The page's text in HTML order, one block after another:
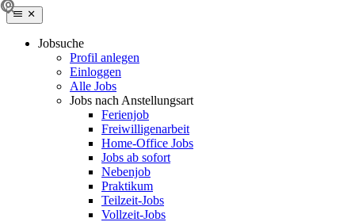
Jobsuche
Profil anlegen
Einloggen
Alle Jobs
Jobs nach Anstellungsart
Ferienjob
Freiwilligenarbeit
Home-Office Jobs
Jobs ab sofort
Nebenjob
Praktikum
Teilzeit-Jobs
Vollzeit-Jobs